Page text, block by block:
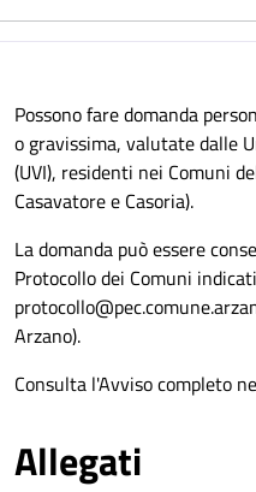
Possono fare domanda
o gravissima, valutate dalle
(UVI), residenti nei Comuni
Casavatore e Casoria).
La domanda può essere
Protocollo dei Comuni
Arzano).
Consulta l'Avviso completo
Allegati